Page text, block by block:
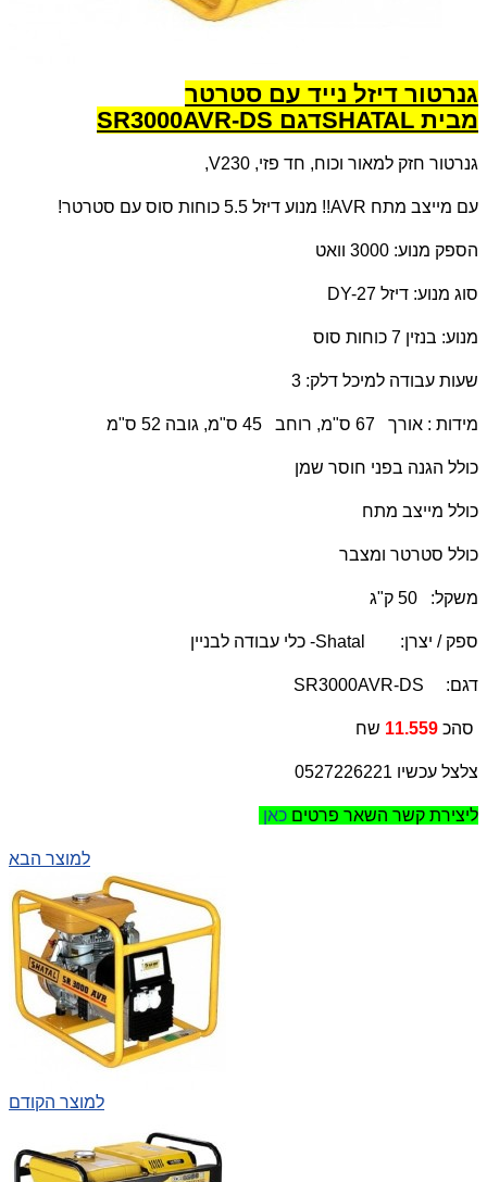
גנרטור דיזל נייד עם סטרטר
מבית SHATALדגם SR3000AVR-DS
גנרטור חזק למאור וכוח, חד פזי, 230 V
,
עם מייצב מתח AVR!! מנוע דיזל 5.5 כוחות סוס עם סטרטר!
הספק מנוע: 3000 וואט
סוג מנוע: דיזל DY-27
מנוע: בנזין 7 כוחות סוס
שעות עבודה למיכל דלק: 3
מידות : אורך 67 ס"מ, רוחב 45 ס"מ, גובה 52 ס"מ
כולל הגנה בפני חוסר שמן
כולל מייצב מתח
כולל סטרטר ומצבר
משקל: 50 ק"ג
ספק / יצרן: Shatal- כלי עבודה לבניין
דגם: SR3000AVR-DS
סהכ 11.559
צלצל עכשיו 0527226221
ליצירת קשר השאר פרטים כאן
למוצר הבא
למוצר הקודם